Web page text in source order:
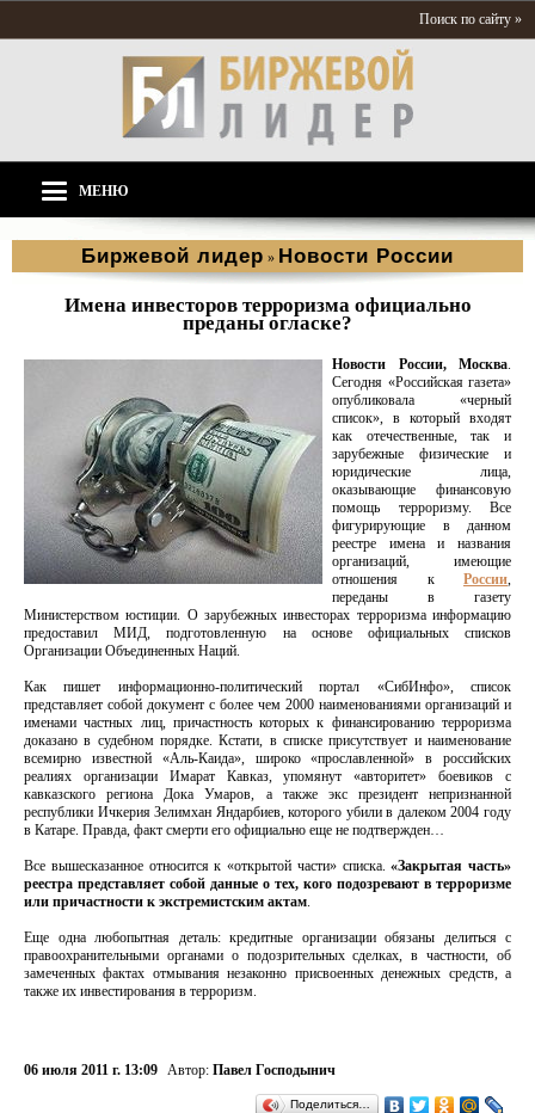
Поиск по сайту »
МЕНЮ
Биржевой лидер » Новости России
Имена инвесторов терроризма официально
преданы огласке?
Новости России, Москва.
Сегодня «Российская газета»
опубликовала «черный
список», в который входят
как отечественные, так и
зарубежные физические и
юридические лица,
оказывающие финансовую
помощь терроризму. Все
фигурирующие в данном
реестре имена и названия
организаций, имеющие
отношения к России,
переданы в газету
Министерством юстиции. О зарубежных инвесторах терроризма информацию
предоставил МИД, подготовленную на основе официальных списков
Организации Объединенных Наций.
Как пишет информационно-политический портал «СибИнфо», список
представляет собой документ с более чем 2000 наименованиями организаций и
именами частных лиц, причастность которых к финансированию терроризма
доказано в судебном порядке. Кстати, в списке присутствует и наименование
всемирно известной «Аль-Каида», широко «прославленной» в российских
реалиях организации Имарат Кавказ, упомянут «авторитет» боевиков с
кавказского региона Дока Умаров, а также экс президент непризнанной
республики Ичкерия Зелимхан Яндарбиев, которого убили в далеком 2004 году
в Катаре. Правда, факт смерти его официально еще не подтвержден…
Все вышесказанное относится к «открытой части» списка.«Закрытая часть»
реестра представляет собой данные о тех, кого подозревают в терроризме
или причастности к экстремистским актам.
Еще одна любопытная деталь: кредитные организации обязаны делиться с
правоохранительными органами о подозрительных сделках, в частности, об
замеченных фактах отмывания незаконно присвоенных денежных средств, а
также их инвестирования в терроризм.
06 июля 2011 г. 13:09 Автор: Павел Господынич
Поделиться…